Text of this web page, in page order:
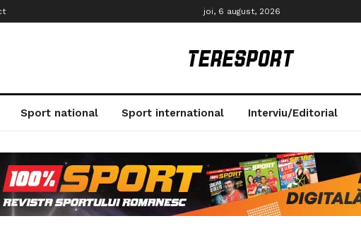
joi, 6 august, 2026
Sport national Sport international Interviu/Editorial